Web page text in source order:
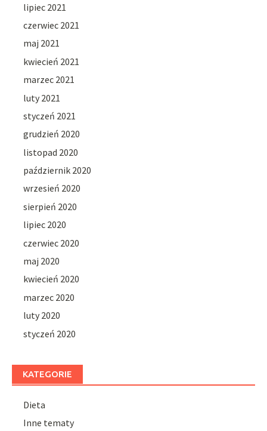
lipiec 2021
czerwiec 2021
maj 2021
kwiecień 2021
marzec 2021
luty 2021
styczeń 2021
grudzień 2020
listopad 2020
październik 2020
wrzesień 2020
sierpień 2020
lipiec 2020
czerwiec 2020
maj 2020
kwiecień 2020
marzec 2020
luty 2020
styczeń 2020
KATEGORIE
Dieta
Inne tematy